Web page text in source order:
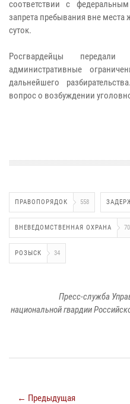
соответствии с
запрета пребывания вне места
суток.
Росгвардейцы передали
административные
дальнейшего
вопрос о возбуждении
ПРАВОПОРЯДОК 558
ВНЕВЕДОМСТВЕННАЯ ОХРАНА
РОЗЫСК 34
Пресс-служба
национальной гвардии
← Предыдущая